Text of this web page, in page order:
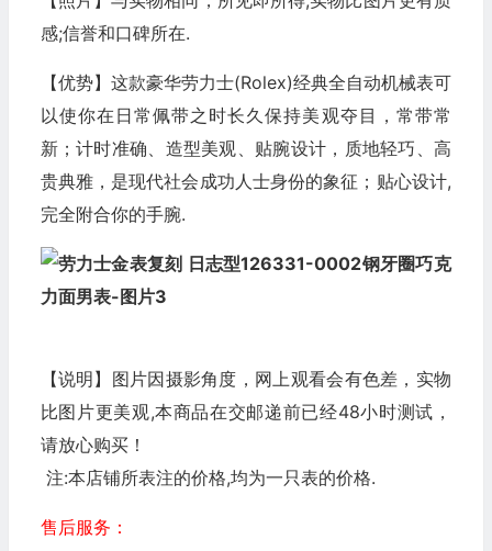
感;信誉和口碑所在.
【优势】这款豪华劳力士(Rolex)经典全自动机械表可
以使你在日常佩带之时长久保持美观夺目，常带常
新；计时准确、造型美观、贴腕设计，质地轻巧、高
贵典雅，是现代社会成功人士身份的象征；贴心设计,
完全附合你的手腕.
【说明】图片因摄影角度，网上观看会有色差，实物
比图片更美观,本商品在交邮递前已经48小时测试，
请放心购买！
注:本店铺所表注的价格,均为一只表的价格.
售后服务：